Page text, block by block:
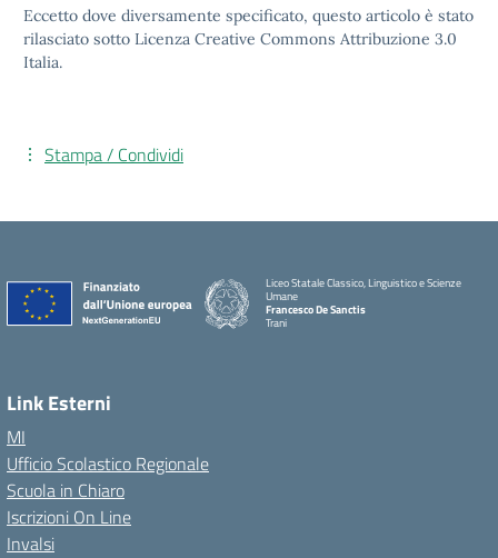
Eccetto dove diversamente specificato, questo articolo è stato
rilasciato sotto Licenza Creative Commons Attribuzione 3.0
Italia.
Stampa / Condividi
Liceo Statale Classico, Linguistico e Scienze
Umane
Francesco De Sanctis
Trani
Link Esterni
MI
Ufficio Scolastico Regionale
Scuola in Chiaro
Iscrizioni On Line
Invalsi